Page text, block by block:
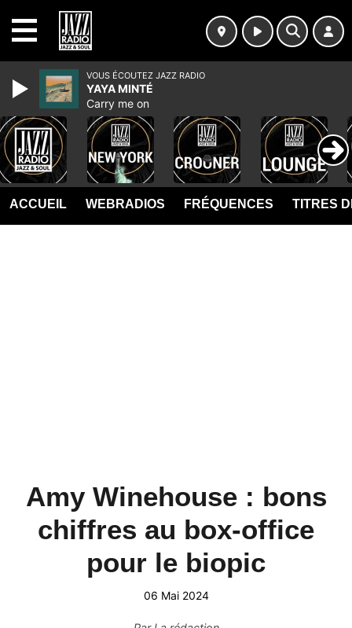
ACCUEIL WEBRADIOS FRÉQUENCES TITRES
Amy Winehouse : bons
chiffres au box-office
pour le biopic
06 Mai 2024
VOUS ÉCOUTEZ JAZZ RADIO
YAYA MINTÉ
Carry me on